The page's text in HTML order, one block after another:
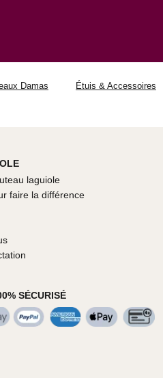
Damas
Étuis & Accessoires
laguiole
faire la différence
SÉCURISÉ